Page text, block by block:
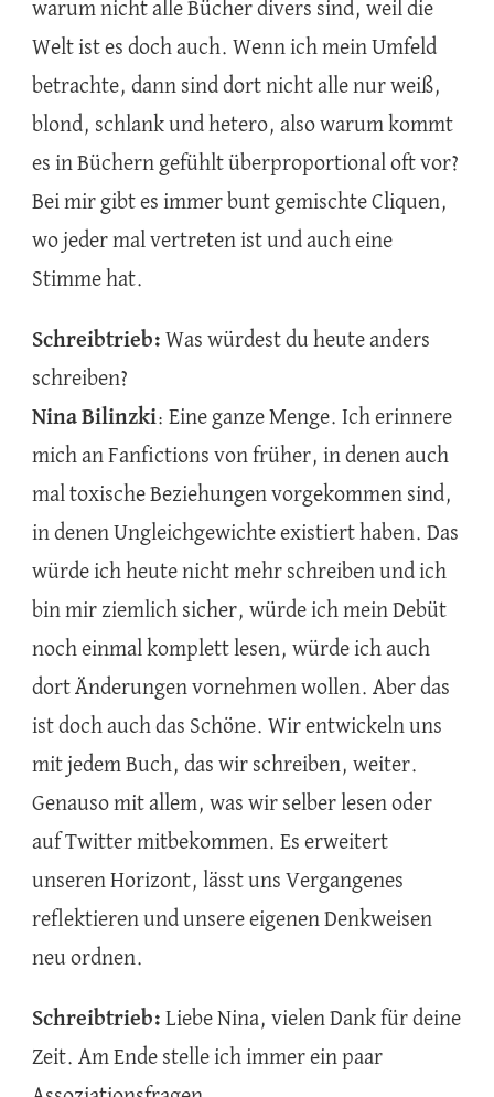
warum nicht alle Bücher divers sind, weil die
Welt ist es doch auch. Wenn ich mein Umfeld
betrachte, dann sind dort nicht alle nur weiß,
blond, schlank und hetero, also warum kommt
es in Büchern gefühlt überproportional oft vor?
Bei mir gibt es immer bunt gemischte Cliquen,
wo jeder mal vertreten ist und auch eine
Stimme hat.
Schreibtrieb: Was würdest du heute anders
schreiben?
Nina Bilinzki: Eine ganze Menge. Ich erinnere
mich an Fanfictions von früher, in denen auch
mal toxische Beziehungen vorgekommen sind,
in denen Ungleichgewichte existiert haben. Das
würde ich heute nicht mehr schreiben und ich
bin mir ziemlich sicher, würde ich mein Debüt
noch einmal komplett lesen, würde ich auch
dort Änderungen vornehmen wollen. Aber das
ist doch auch das Schöne. Wir entwickeln uns
mit jedem Buch, das wir schreiben, weiter.
Genauso mit allem, was wir selber lesen oder
auf Twitter mitbekommen. Es erweitert
unseren Horizont, lässt uns Vergangenes
reflektieren und unsere eigenen Denkweisen
neu ordnen.
Schreibtrieb: Liebe Nina, vielen Dank für deine
Zeit. Am Ende stelle ich immer ein paar